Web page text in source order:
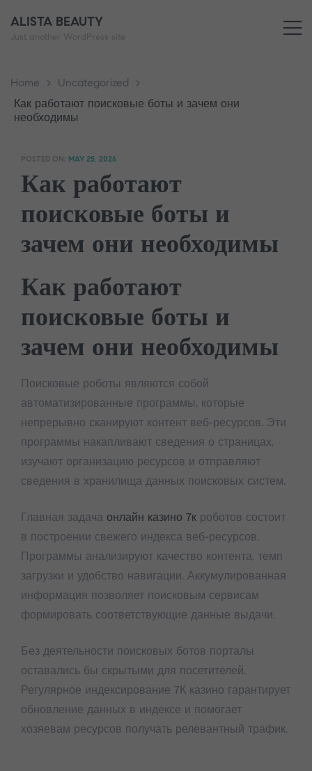
ALISTA BEAUTY
Just another WordPress site
Home > Uncategorized
>
Как работают поисковые боты и зачем они
необходимы
POSTED ON: MAY 25, 2026
Как работают
поисковые боты и
зачем они необходимы
Как работают
поисковые боты и
зачем они необходимы
Поисковые роботы являются собой
автоматизированные программы, которые
непрерывно сканируют контент веб-ресурсов. Эти
программы накапливают сведения о страницах,
изучают организацию ресурсов и отправляют
сведения в хранилища данных поисковых систем.
Главная задача онлайн казино 7к роботов состоит
в построении свежего индекса веб-ресурсов.
Программы анализируют качество контента, темп
загрузки и удобство навигации. Аккумулированная
информация позволяет поисковым сервисам
формировать соответствующие данные выдачи.
Без деятельности поисковых ботов порталы
оставались бы скрытыми для посетителей.
Регулярное индексирование 7К казино гарантирует
обновление данных в индексе и помогает
хозяевам ресурсов получать релевантный трафик.